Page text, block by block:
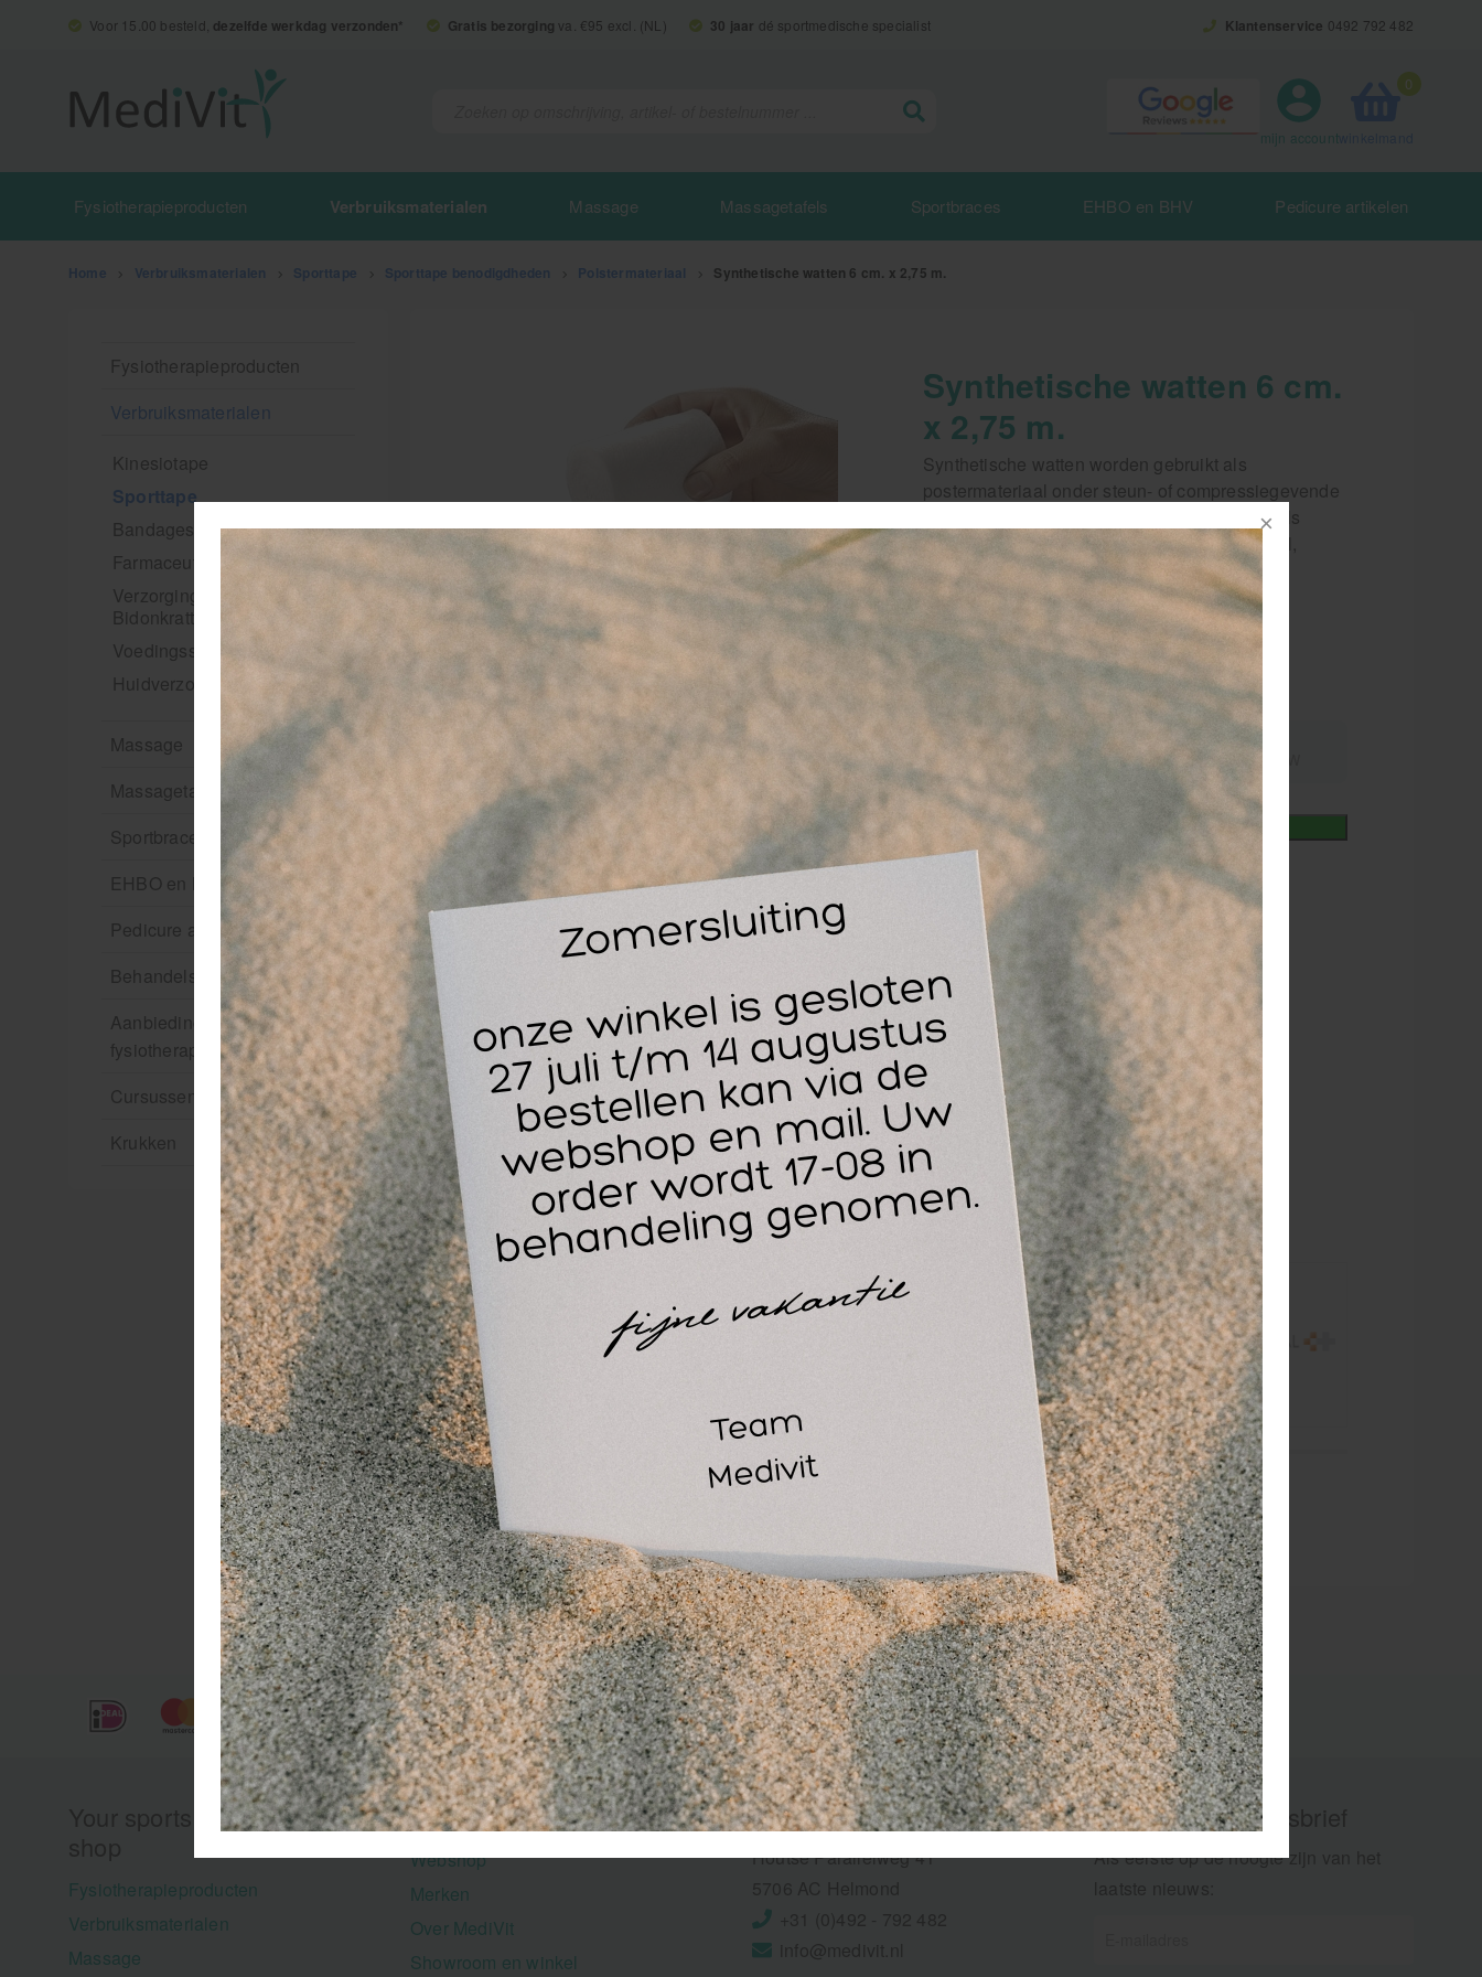
Voor 15.00 besteld, dezelfde werkdag verzonden* Gratis bezorging va. €95 excl. (NL) 30 jaar dé sportmedische specialist Klantenservice 0492 792 482
0
mijn account
Fysiotherapieproducten Verbruiksmaterialen Massage Massagetafels Sportbraces EHBO en BHV Pedicure artikelen
Home Verbruiksmaterialen Sporttape Sporttape benodigdheden Polstermateriaal Synthetische watten 6 cm. x 2,75 m.
Fysiotherapieproducten
Verbruiksmaterialen
Kinesiotape
Sporttape
Bandages en zwachtels
Farmaceutische artikelen
Verzorgingskoffers |
Bidonkratten
Voedingssupplementen
Huidverzorging
Massage
Massagetafels
Sportbraces
EHBO en BHV
Pedicure artikelen
Behandelstoel elektrisch
Aanbiedingen groothandel
fysiotherapie en massage
Cursussen
Krukken
Synthetische watten 6 cm.
x 2,75 m.
Synthetische watten worden gebruikt als
postermateriaal onder steun- of compressiegevende
windsels. Ze zijn gemaakt van polyester vezels
100% polyester, per stuk verpakt in een wikkel,
luchtdoorlatend en niet absorberend.
Artikelnummer
104023
8715886005835
0,64 9% BTW 0,70 incl.
+ In winkelmand
favoriet
voor 15.00 besteld dezelfde werkdag
verzonden!
GRATIS
bezorging va. €95,- excl. btw
14 dagenretourgarantie
30 jaar dé paramedisch specialist
Huidvriendelijk, gemakkelijk aan te leggen. Compacte verpakking voor de
verbandtrommel.
Your sports and medical
Fysiotherapieproducten
Verbruiksmaterialen
Massage
Menu
Webshop
Merken
Over MediVit
Showroom en winkel
MediVit
Houtse Parallelweg 41
Aanmelden nieuwsbrief
Als eerste op de hoogte zijn van het